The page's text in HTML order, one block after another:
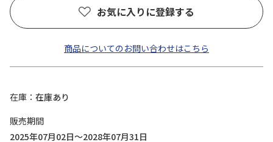
お気に入りに登録する
商品についてのお問い合わせはこちら
在庫
在庫あり
販売期間
2025年07月02日～2028年07月31日